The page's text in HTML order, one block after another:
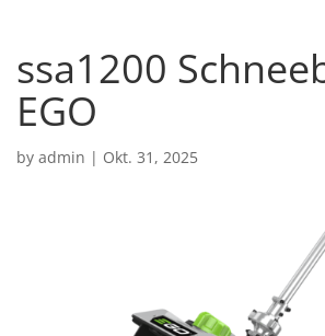
ssa1200
EGO
by admin | Okt. 31, 2025